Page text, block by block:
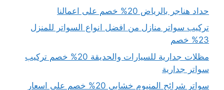
حداد هناجر بالرياض 20% خصم على اعمالنا
تركيب سواتر منازل من افضل انواع السواتر للمنزل
23% خصم
مظلات جدارية للسيارات والحديقة 20% خصم تركيب
سواتر جدارية
سواتر شرائح المنيوم خشابي 20% خصم على اسعار